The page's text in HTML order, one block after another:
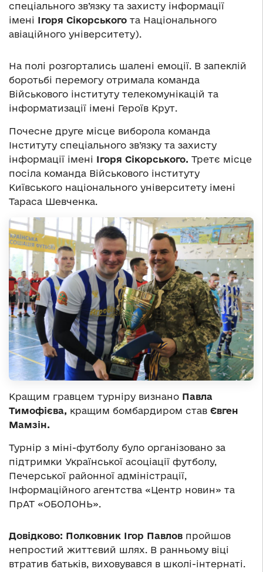
спеціального зв’язку та захисту інформації
імені Ігоря Сікорського та Національного
авіаційного університету).
На полі розгортались шалені емоції. В запеклій
боротьбі перемогу отримала команда
Військового інституту телекомунікацій та
інформатизації імені Героїв Крут.
Почесне друге місце виборола команда
Інституту спеціального зв’язку та захисту
інформації імені Ігоря Сікорського. Третє місце
посіла команда Військового інституту
Київського національного університету імені
Тараса Шевченка.
Кращим гравцем турніру визнано Павла
Тимофієва, кращим бомбардиром став Євген
Мамзін.
Турнір з міні-футболу було організовано за
підтримки Української асоціації футболу,
Печерської районної адміністрації,
Інформаційного агентства «Центр новин» та
ПрАТ «ОБОЛОНЬ».
Довідково: Полковник Ігор Павлов пройшов
непростий життєвий шлях. В ранньому віці
втратив батьків, виховувався в школі-інтернаті.